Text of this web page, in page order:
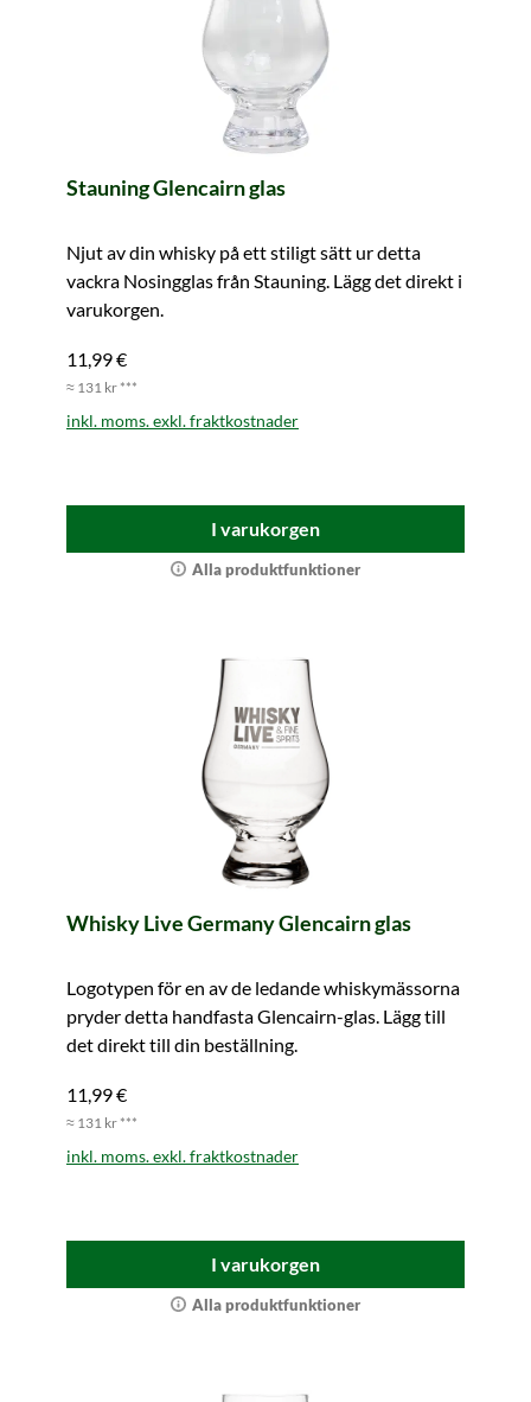
Stauning Glencairn glas
Njut av din whisky på ett stiligt sätt ur detta
vackra Nosingglas från Stauning. Lägg det direkt i
varukorgen.
11,99 €
≈ 131 kr ***
inkl. moms. exkl. fraktkostnader
I varukorgen
Alla produktfunktioner
Whisky Live Germany Glencairn glas
Logotypen för en av de ledande whiskymässorna
pryder detta handfasta Glencairn-glas. Lägg till
det direkt till din beställning.
11,99 €
≈ 131 kr ***
inkl. moms. exkl. fraktkostnader
I varukorgen
Alla produktfunktioner